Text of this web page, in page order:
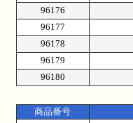
96176
96177
96178
96179
96180
商品番号